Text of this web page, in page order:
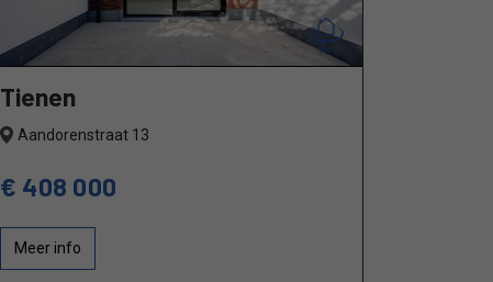
Tienen
Aandorenstraat 13
€ 408 000
Meer info